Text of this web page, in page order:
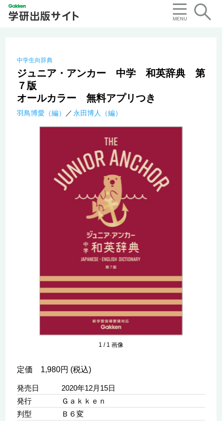
中学生向辞典
ジュニア・アンカー 中学 和英辞典 第
７版
オールカラー 無料アプリつき
羽鳥博愛（編） 永田博人（編）
1 / 1 画像
定価 1,980円 (税込)
発売日
2020年12月15日
発行
Ｇａｋｋｅｎ
判型
Ｂ６変